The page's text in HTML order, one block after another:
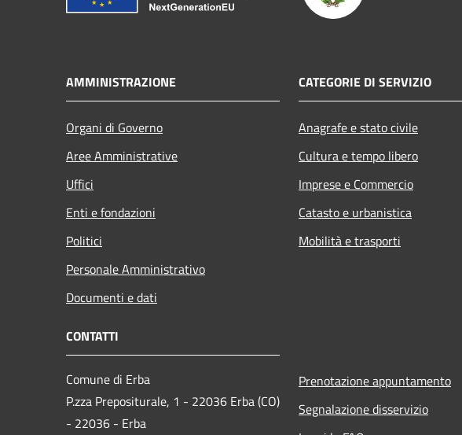
AMMINISTRAZIONE
Organi di Governo
Aree Amministrative
Uffici
Enti e fondazioni
Politici
Personale Amministrativo
Documenti e dati
CATEGORIE DI SERVIZIO
Anagrafe e stato civile
Cultura e tempo libero
Imprese e Commercio
Catasto e urbanistica
Mobilità e trasporti
CONTATTI
Comune di Erba
P.zza Prepositurale, 1 - 22036 Erba (CO)
- 22036 - Erba
Prenotazione appuntamento
Segnalazione disservizio